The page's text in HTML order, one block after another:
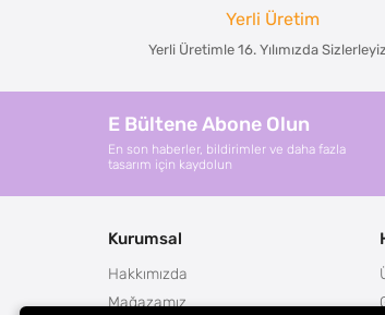
Yerli Üretim
Yerli Üretimle 16. Yılımızda
E Bültene Abone Olun
En son haberler, bildirimler ve daha fazla
tasarım için kaydolun
Kurumsal
Hakkımızda
Mağazamız